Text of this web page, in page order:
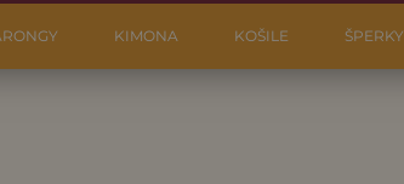
KIMONA KOŠILE ŠPERKY